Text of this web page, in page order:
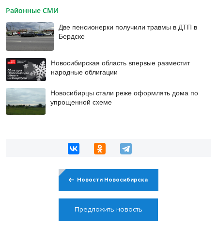
Районные СМИ
Две пенсионерки получили травмы в ДТП в
Бердске
Новосибирская область впервые разместит
народные облигации
Новосибирцы стали реже оформлять дома по
упрощенной схеме
Новости Новосибирска
Предложить новость